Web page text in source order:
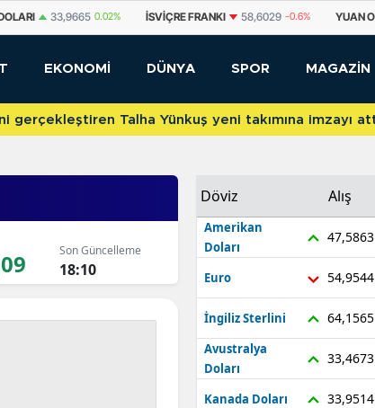
İSVIÇRE FRANKI 58,6029 -0.6% YUAN OFFSHORE 7,0546 0.05%
EKONOMİ DÜNYA SPOR MAGAZİN
Talha Yünkuş yeni takımına imzayı attı
Son Güncelleme
18:10
Döviz Alış
Amerikan
Doları
47,5863
Euro 54,9544
İngiliz Sterlini 64,1565
Avustralya
Doları
33,4673
Kanada Doları 33,9514